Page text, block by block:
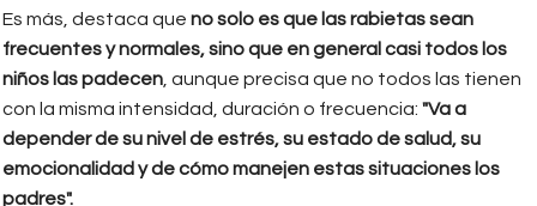
Es más, destaca que no solo es que las rabietas sean
frecuentes y normales, sino que en general casi todos los
niños las padecen , aunque precisa que no todos las tienen
con la misma intensidad, duración o frecuencia: "Va a
depender de su nivel de estrés, su estado de salud, su
emocionalidad y de cómo manejen estas situaciones los
padres".